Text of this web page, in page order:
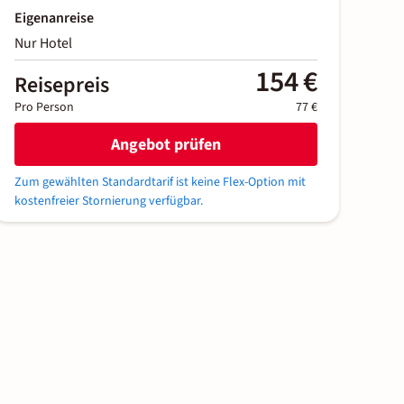
Eigenanreise
Nur Hotel
Reisepreis 154 €
Pro Person 77 €
Angebot prüfen
Zum gewählten Standardtarif ist keine Flex-Option mit
kostenfreier Stornierung verfügbar.